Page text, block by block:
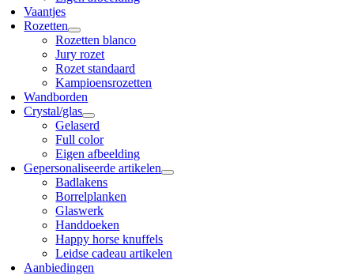
Vaantjes
Rozetten
Rozetten blanco
Jury rozet
Rozet standaard
Kampioensrozetten
Wandborden
Crystal/glas
Gelaserd
Full color
Eigen afbeelding
Gepersonaliseerde artikelen
Badlakens
Borrelplanken
Glaswerk
Handdoeken
Happy horse knuffels
Leidse cadeau artikelen
Aanbiedingen